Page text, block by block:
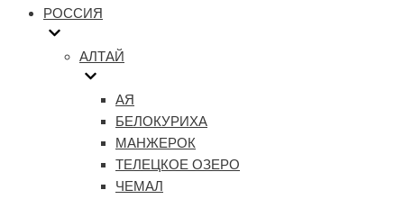
РОССИЯ
АЛТАЙ
АЯ
БЕЛОКУРИХА
МАНЖЕРОК
ТЕЛЕЦКОЕ ОЗЕРО
ЧЕМАЛ